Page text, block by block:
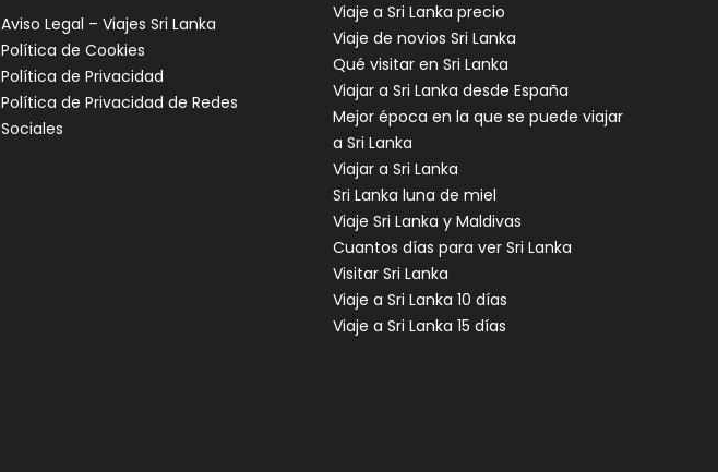
Aviso Legal – Viajes Sri Lanka
Política de Cookies
Política de Privacidad
Política de Privacidad de Redes
Sociales
Viaje a Sri Lanka precio
Viaje de novios Sri Lanka
Qué visitar en Sri Lanka
Viajar a Sri Lanka desde España
Mejor época en la que se puede viajar
a Sri Lanka
Viajar a Sri Lanka
Sri Lanka luna de miel
Viaje Sri Lanka y Maldivas
Cuantos días para ver Sri Lanka
Visitar Sri Lanka
Viaje a Sri Lanka 10 días
Viaje a Sri Lanka 15 días